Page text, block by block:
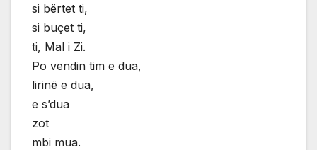
si bërtet ti,
si buçet ti,
ti, Mal i Zi.
Po vendin tim e dua,
lirinë e dua,
e s’dua
zot
mbi mua.